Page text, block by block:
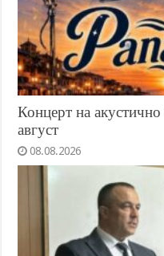
Концерт на
август
08.08.2026